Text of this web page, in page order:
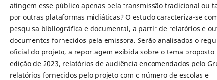
atingem esse público apenas pela transmissão tradicional ou
por outras plataformas midiáticas? O estudo caracteriza-se
pesquisa bibliográfica e documental, a partir de relatórios e
documentos fornecidos pela emissora. Serão analisados o
oficial do projeto, a reportagem exibida sobre o tema proposto
edição de 2023, relatórios de audiência encomendados pelo
relatórios fornecidos pelo projeto com o número de escolas e